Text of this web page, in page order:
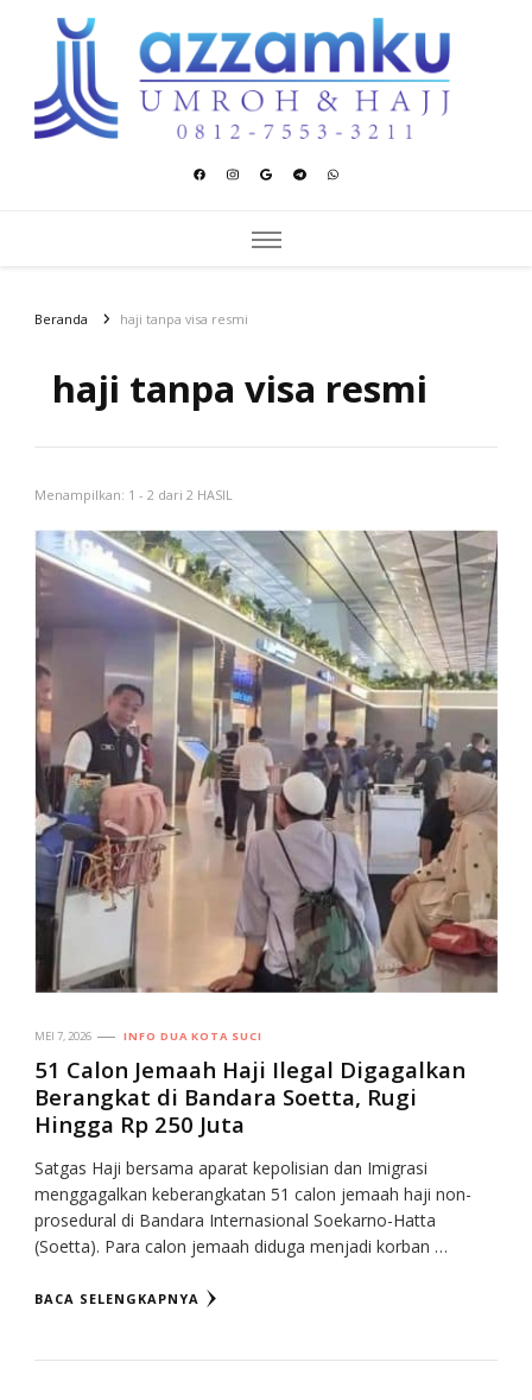
Azzamku Umroh dan Hajj
Beranda haji tanpa visa resmi
haji tanpa visa resmi
Menampilkan: 1 - 2 dari 2 HASIL
MEI 7, 2026 INFO DUA KOTA SUCI
51 Calon Jemaah Haji Ilegal Digagalkan
Berangkat di Bandara Soetta, Rugi
Hingga Rp 250 Juta
Satgas Haji bersama aparat kepolisian dan Imigrasi
menggagalkan keberangkatan 51 calon jemaah haji non-
prosedural di Bandara Internasional Soekarno-Hatta
(Soetta). Para calon jemaah diduga menjadi korban …
BACA SELENGKAPNYA